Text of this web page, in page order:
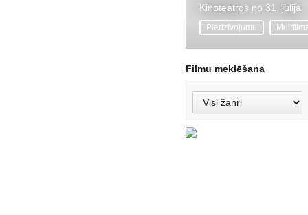
Kinoteātros no 31. jūlija
Piedzīvojumu
Filmu meklēšana